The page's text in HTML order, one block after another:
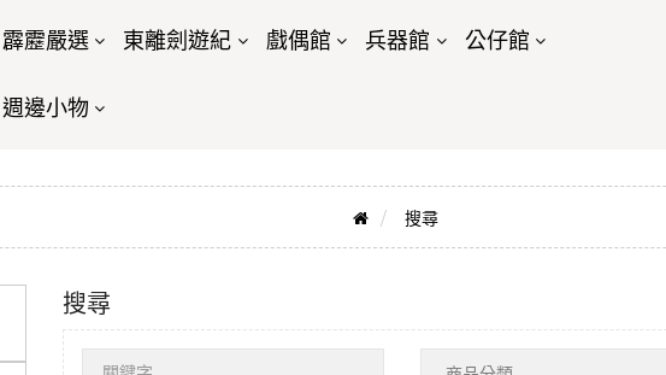
霹靂嚴選 東離劍遊紀 戲偶館 兵器館 公仔館
週邊小物
搜尋
搜尋